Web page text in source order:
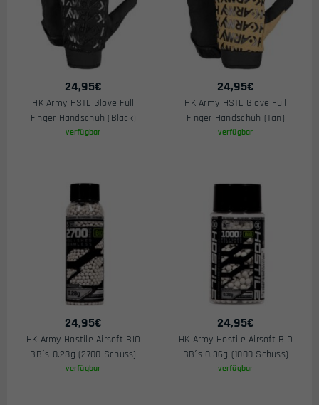
24,95€
HK Army HSTL Glove Full
Finger Handschuh (Black)
verfügbar
24,95€
HK Army HSTL Glove Full
Finger Handschuh (Tan)
verfügbar
24,95€
HK Army Hostile Airsoft BIO
BB´s 0.28g (2700 Schuss)
verfügbar
24,95€
HK Army Hostile Airsoft BIO
BB´s 0.36g (1000 Schuss)
verfügbar